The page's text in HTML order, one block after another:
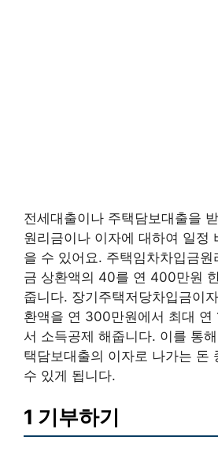
전세대출이나 주택담보대출을
원리금이나 이자에 대하여 일정
을 수 있어요. 주택임차차입금원
금 상환액의 40를 연 400만원
줍니다. 장기주택저당차입금이
환액을 연 300만원에서 최대 연
서 소득공제 해줍니다. 이를 통
택담보대출의 이자로 나가는 돈
수 있게 됩니다.
1 기부하기